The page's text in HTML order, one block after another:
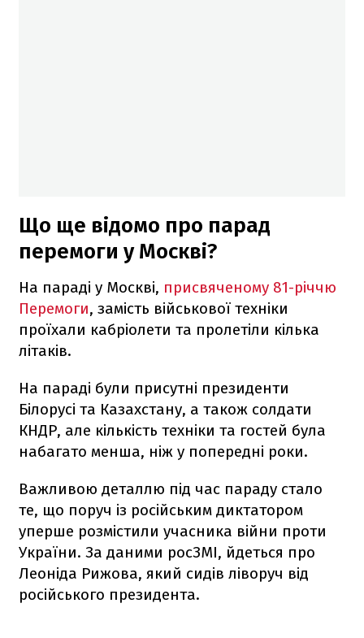
Що ще відомо про парад
перемоги у Москві?
На параді у Москві, присвяченому 81-річчю
Перемоги, замість військової техніки
проїхали кабріолети та пролетіли кілька
літаків.
На параді були присутні президенти
Білорусі та Казахстану, а також солдати
КНДР, але кількість техніки та гостей була
набагато менша, ніж у попередні роки.
Важливою деталлю під час параду стало
те, що поруч із російським диктатором
уперше розмістили учасника війни проти
України. За даними росЗМІ, йдеться про
Леоніда Рижова, який сидів ліворуч від
російського президента.